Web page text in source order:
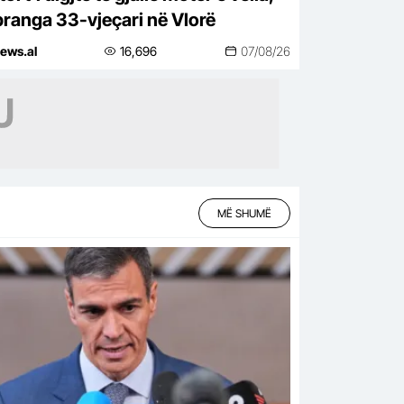
33-vjeçari në Vlorë
16,696 07/08/26
MË SHUMË